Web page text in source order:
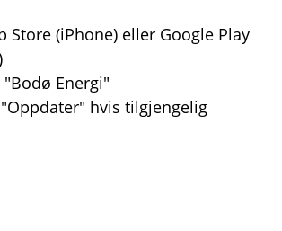
Store (iPhone) eller Google Play
"Bodø Energi"
hvis tilgjengelig